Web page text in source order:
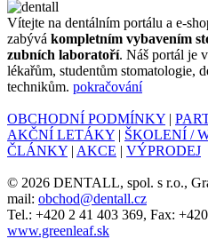
Ví­tejte na dentálním portálu a e-
zabývá kompletním vybavením
zubních laboratoří. Náš portál je
lékařům, studentům stomatologie,
technikům. pokračování
OBCHODNÍ PODMÍNKY
AKČNÍ LETÁKY
ŠKOLENÍ /
ČLÁNKY AKCE VÝPRODEJ
© 2026 DENTALL, spol. s r.o.,
mail: obchod@dentall.cz
Tel.: +420 2 41 403 369, Fax:
www.greenleaf.sk